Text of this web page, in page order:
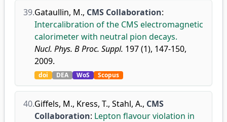
39.Gataullin, M., CMS Collaboration:
Intercalibration of the CMS electromagnetic
calorimeter with neutral pion decays.
Nucl. Phys. B Proc. Suppl. 197 (1), 147-150,
2009.
doi DEA WoS Scopus
40.Giffels, M., Kress, T., Stahl, A., CMS
Collaboration: Lepton flavour violation in